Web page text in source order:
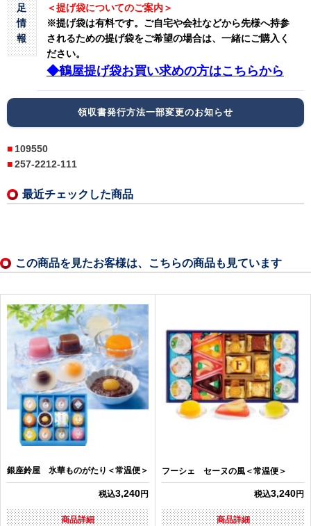
足
情
報
＜提げ袋についてのご案内＞
※提げ袋は有料です。 ご自宅や会社などから先様へ持参
されるための提げ袋をご希望の場合は、一緒にご購入く
ださい。
◆鶴屋提げ袋お買い求めの方はこちらから
領収書発行方法一部変更のお知らせ
109550
257-2212-111
最近チェックした商品
この商品を見たお客様は、こちらの商品も見ています
銀座鈴屋 氷華ものがたり＜常温便＞
税込3,240円
商品詳細
フーシェ セーヌの風＜常温便＞
税込3,240円
商品詳細